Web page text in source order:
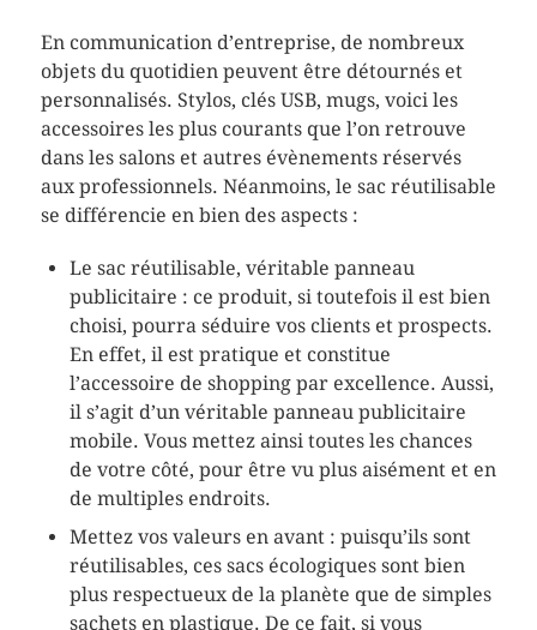
En communication d’entreprise, de nombreux
objets du quotidien peuvent être détournés et
personnalisés. Stylos, clés USB, mugs, voici les
accessoires les plus courants que l’on retrouve
dans les salons et autres évènements réservés
aux professionnels. Néanmoins, le sac réutilisable
se différencie en bien des aspects :
Le sac réutilisable, véritable panneau
publicitaire : ce produit, si toutefois il est bien
choisi, pourra séduire vos clients et prospects.
En effet, il est pratique et constitue
l’accessoire de shopping par excellence. Aussi,
il s’agit d’un véritable panneau publicitaire
mobile. Vous mettez ainsi toutes les chances
de votre côté, pour être vu plus aisément et en
de multiples endroits.
Mettez vos valeurs en avant : puisqu’ils sont
réutilisables, ces sacs écologiques sont bien
plus respectueux de la planète que de simples
sachets en plastique. De ce fait, si vous